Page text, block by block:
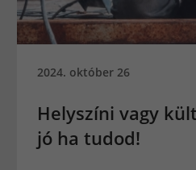
2024. október 26
Helyszíni vagy
jó ha tudod!